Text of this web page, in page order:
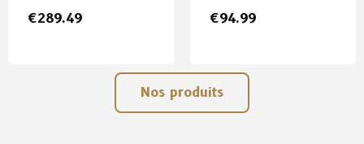
€289.49 €94.99
Nos produits